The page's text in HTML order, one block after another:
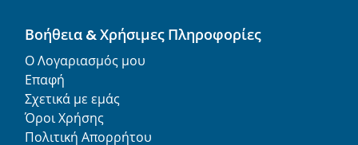
Βοήθεια & Χρήσιμες Πληροφορίες
Ο Λογαριασμός μου
Επαφή
Σχετικά με εμάς
Όροι Χρήσης
Πολιτική Απορρήτου